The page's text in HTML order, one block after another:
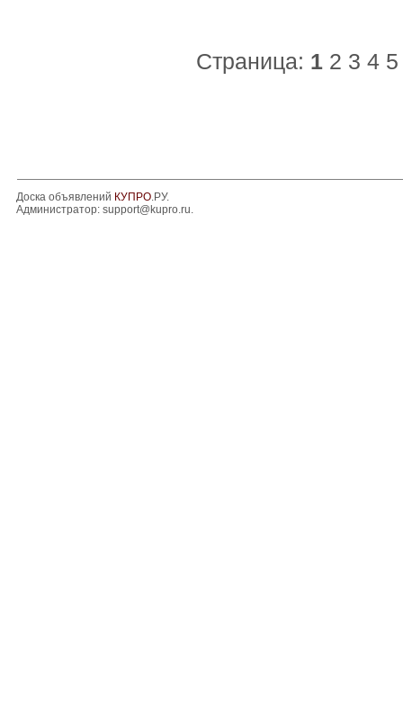
Страница: 1 2 3 4 5
Доска объявлений КУПРО.РУ.
Администратор: support@kupro.ru.